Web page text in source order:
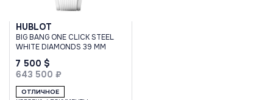
HUBLOT
BIG BANG ONE CLICK STEEL
WHITE DIAMONDS 39 MM
7 500 $
643 500 ₽
ОТЛИЧНОЕ